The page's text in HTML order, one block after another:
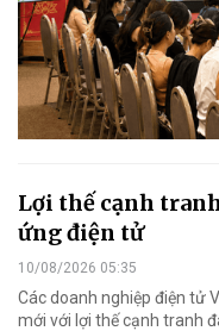
Lợi thế cạnh
ứng điện tử
10/08/2026 05:35
Các doanh nghiệp điện tử
mới với lợi thế cạnh tranh